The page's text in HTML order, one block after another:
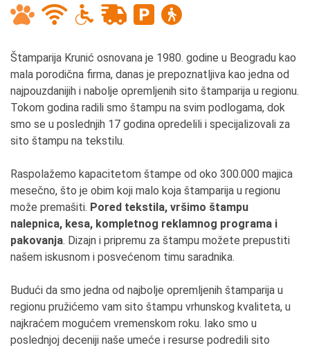
Štamparija Krunić osnovana je 1980. godine u Beogradu kao
mala porodična firma, danas je prepoznatljiva kao jedna od
najpouzdanijih i nabolje opremljenih sito štamparija u regionu.
Tokom godina radili smo štampu na svim podlogama, dok
smo se u poslednjih 17 godina opredelili i specijalizovali za
sito štampu na tekstilu.
Raspolažemo kapacitetom štampe od oko 300.000 majica
mesečno, što je obim koji malo koja štamparija u regionu
može premašiti. Pored tekstila, vršimo štampu
nalepnica, kesa, kompletnog reklamnog programa i
pakovanja. Dizajn i pripremu za štampu možete prepustiti
našem iskusnom i posvećenom timu saradnika.
Budući da smo jedna od najbolje opremljenih štamparija u
regionu pružićemo vam sito štampu vrhunskog kvaliteta, u
najkraćem mogućem vremenskom roku. Iako smo u
poslednjoj deceniji naše umeće i resurse podredili sito